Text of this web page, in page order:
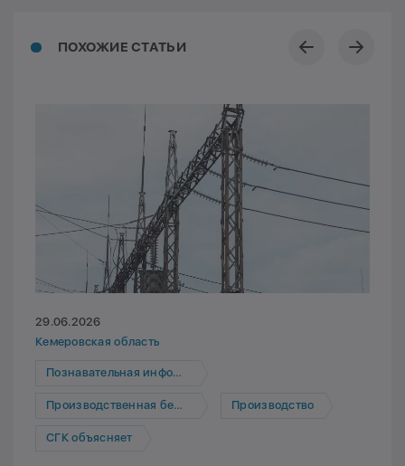
ПОХОЖИЕ СТАТЬИ
29.06.2026
Кемеровская область
Познавательная информация
Производственная безопасность Производство
СГК объясняет